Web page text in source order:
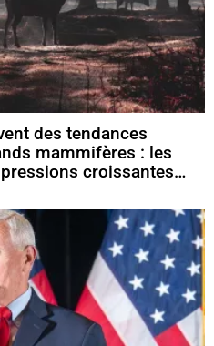
des tendances
mammifères : les
croissantes…